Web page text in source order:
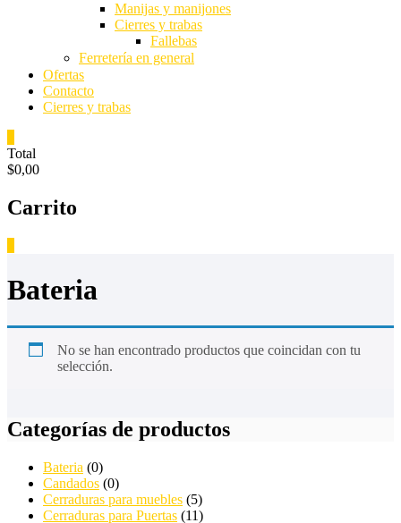
Manijas y manijones
Cierres y trabas
Fallebas
Ferretería en general
Ofertas
Contacto
Cierres y trabas
Total
$0,00
Carrito
Bateria
No se han encontrado productos que coincidan con tu
selección.
Categorías de productos
Bateria (0)
Candados (0)
Cerraduras para muebles (5)
Cerraduras para Puertas (11)